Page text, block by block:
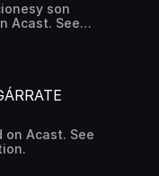
son
Acast. See
on Acast. See